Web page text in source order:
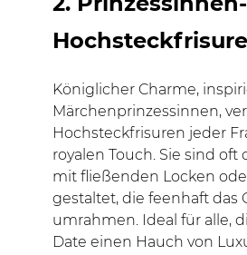
Königlicher Charme,
Märchenprinzessinnen,
Hochsteckfrisuren jeder
royalen Touch. Sie sind
mit fließenden Locken
gestaltet, die feenhaft das
umrahmen. Ideal für alle,
Date einen Hauch von